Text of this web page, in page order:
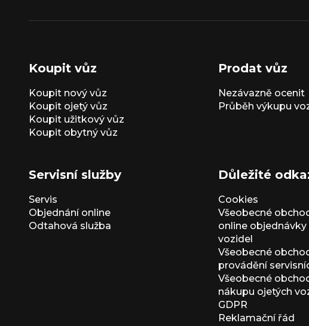
Koupit vůz
Koupit nový vůz
Koupit ojetý vůz
Koupit užitkový vůz
Koupit obytný vůz
Prodat vůz
Nezávazně ocenit
Průběh výkupu
Servisní služby
Servis
Objednání online
Odtahová služba
Důležité
Cookies
Všeobecné
online
vozidel
Všeobecné
provádění
Všeobecné
nákupu ojetých
GDPR
Reklamační řád